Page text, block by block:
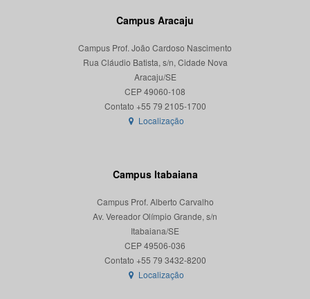
Campus Aracaju
Campus Prof. João Cardoso Nascimento
Rua Cláudio Batista, s/n, Cidade Nova
Aracaju/SE
CEP 49060-108
Localização
Campus Itabaiana
Campus Prof. Alberto Carvalho
Av. Vereador Olímpio Grande, s/n
Itabaiana/SE
CEP 49506-036
Localização